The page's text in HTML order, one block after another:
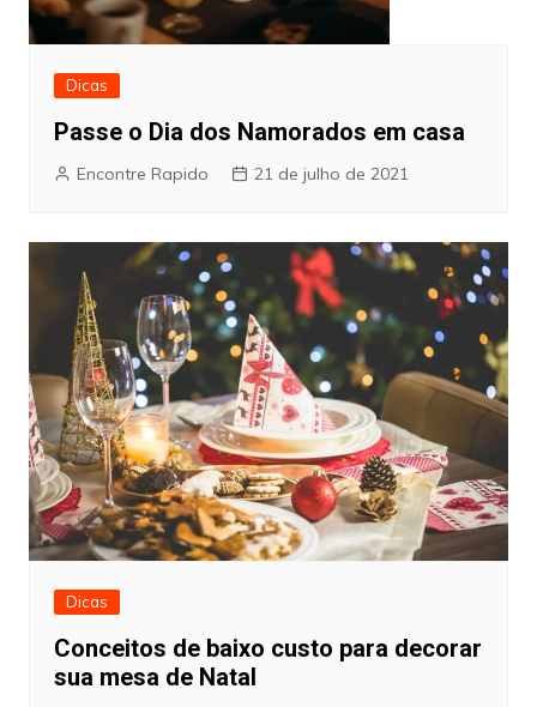
Dicas
Passe o Dia dos Namorados em casa
Encontre Rapido 21 de julho de 2021
Dicas
Conceitos de baixo custo para decorar
sua mesa de Natal